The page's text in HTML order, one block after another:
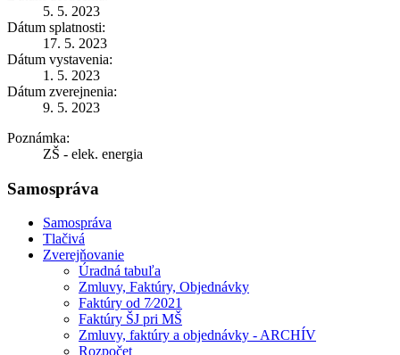
5. 5. 2023
Dátum splatnosti:
17. 5. 2023
Dátum vystavenia:
1. 5. 2023
Dátum zverejnenia:
9. 5. 2023
Poznámka:
ZŠ - elek. energia
Samospráva
Samospráva
Tlačivá
Zverejňovanie
Úradná tabuľa
Zmluvy, Faktúry, Objednávky
Faktúry od 7⁄2021
Faktúry ŠJ pri MŠ
Zmluvy, faktúry a objednávky - ARCHÍV
Rozpočet